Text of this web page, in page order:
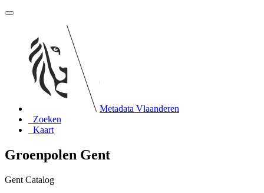
Metadata Vlaanderen
Zoeken
Kaart
Groenpolen Gent
Gent Catalog